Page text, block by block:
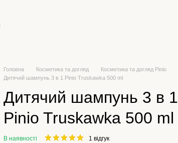
Головна Косметика та догляд
Косметика та догляд Pinio
Дитячий шампунь 3 в 1 Pinio Truskawka 500 ml
Дитячий шампунь 3 в 1
Pinio Truskawka 500 ml
В наявності 1 відгук